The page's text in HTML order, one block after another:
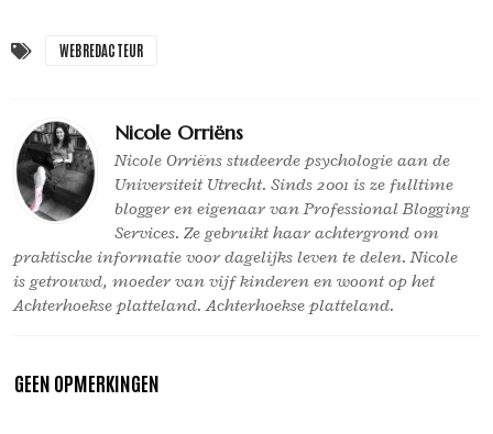
WEBREDACTEUR
Nicole Orriëns
Nicole Orriëns studeerde psychologie aan de
Universiteit Utrecht. Sinds 2001 is ze fulltime
blogger en eigenaar van Professional Blogging
Services. Ze gebruikt haar achtergrond om
praktische informatie voor dagelijks leven te delen. Nicole
is getrouwd, moeder van vijf kinderen en woont op het
Achterhoekse platteland. Achterhoekse platteland.
GEEN OPMERKINGEN